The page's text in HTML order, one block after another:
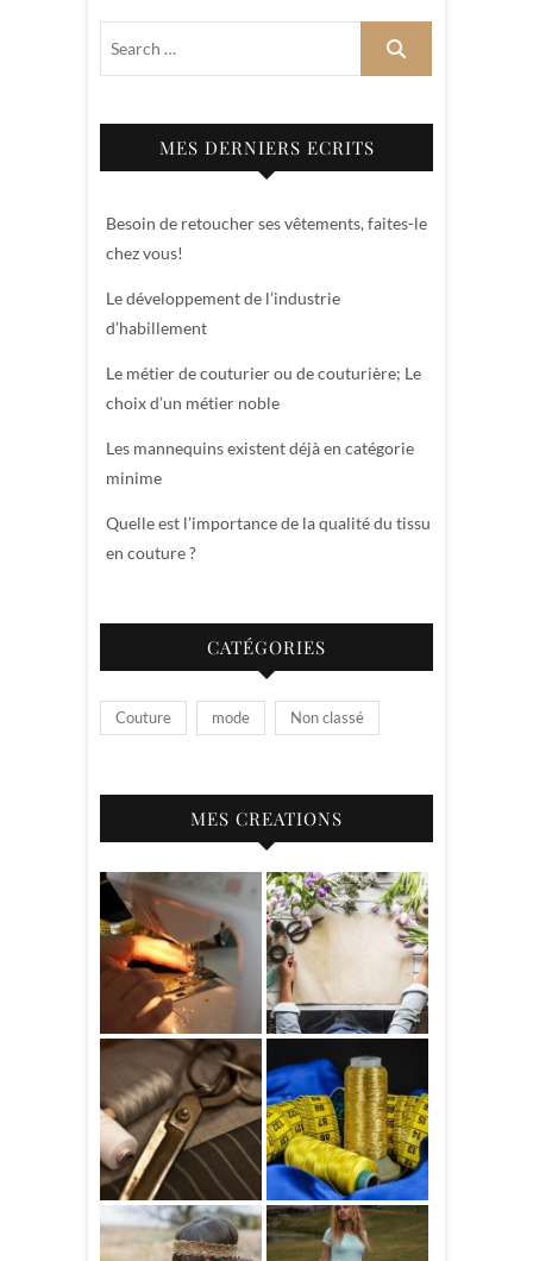
MES DERNIERS ECRITS
Besoin de retoucher ses vêtements, faites-le
chez vous!
Le développement de l’industrie
d’habillement
Le métier de couturier ou de couturière; Le
choix d’un métier noble
Les mannequins existent déjà en catégorie
minime
Quelle est l’importance de la qualité du tissu
en couture ?
CATÉGORIES
Couture mode Non classé
MES CREATIONS